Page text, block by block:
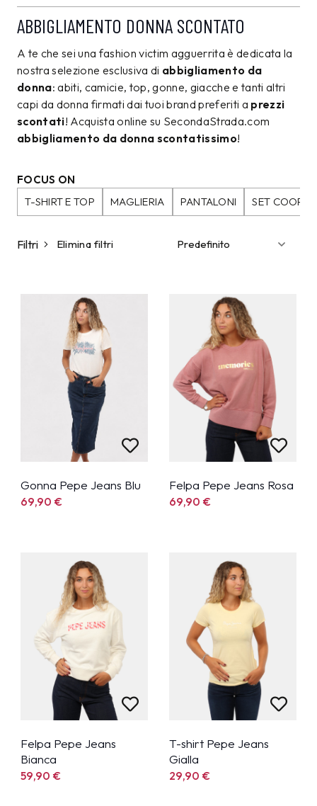
ABBIGLIAMENTO DONNA SCONTATO
A te che sei una fashion victim agguerrita è dedicata la
nostra selezione esclusiva di abbigliamento da
donna: abiti, camicie, top, gonne, giacche e tanti altri
capi da donna firmati dai tuoi brand preferiti a prezzi
scontati! Acquista online su SecondaStrada.com
abbigliamento da donna scontatissimo!
FOCUS ON
T-SHIRT E TOP
MAGLIERIA PANTALONI SET
Filtri Elimina filtri
Gonna Pepe Jeans Blu
69,90€
Felpa Pepe Jeans Rosa
69,90€
Felpa Pepe Jeans
Bianca
59,90€
T-shirt Pepe Jeans
Gialla
29,90€